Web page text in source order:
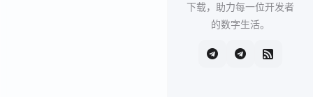
下载，助力每一位开发者
的数字生活。